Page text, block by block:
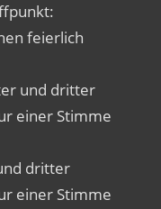
feierlich
und dritter
einer Stimme
dritter
einer Stimme